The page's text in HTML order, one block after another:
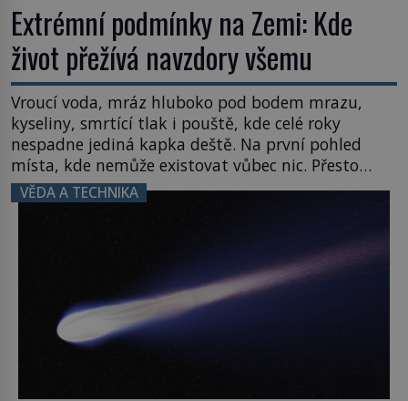
Extrémní podmínky na Zemi: Kde
život přežívá navzdory všemu
Vroucí voda, mráz hluboko pod bodem mrazu,
kyseliny, smrtící tlak i pouště, kde celé roky
nespadne jediná kapka deště. Na první pohled
místa, kde nemůže existovat vůbec nic. Přesto
právě tady vědci objevují organismy, které
posouvají hranice života. Každý nový nález mění
naše představy o tom, co všechno dokáže příroda a
napovídá, kde bychom jednou […]
VĚDA A TECHNIKA